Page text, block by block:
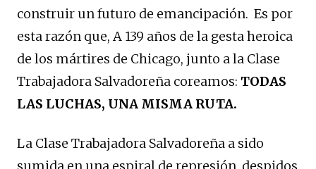
construir un futuro de emancipación. Es por
esta razón que, A 139 años de la gesta heroica
de los mártires de Chicago, junto a la Clase
Trabajadora Salvadoreña coreamos: TODAS
LAS LUCHAS, UNA MISMA RUTA.
La Clase Trabajadora Salvadoreña a sido